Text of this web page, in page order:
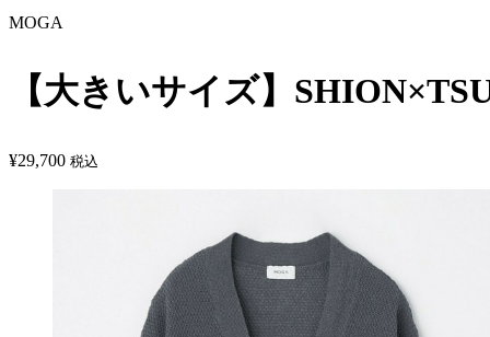
MOGA
【大きいサイズ】
¥29,700 税込